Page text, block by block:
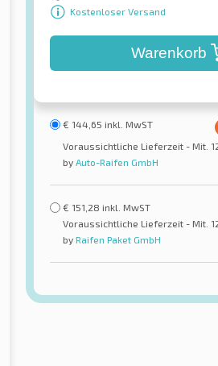
Kostenloser Versand
Warenkorb
€ 144,65 inkl. MwST
Voraussichtliche Lieferzeit - Mit.
by Auto-Raifen GmbH
€ 151,28 inkl. MwST
Voraussichtliche Lieferzeit - Mit.
by Raifen Paket GmbH